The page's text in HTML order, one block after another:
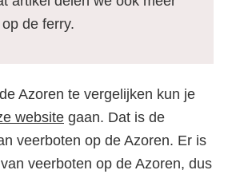
de ferry.
Azoren te vergelijken kun je
website gaan. Dat is de
veerboten op de Azoren. Er is
veerboten op de Azoren, dus